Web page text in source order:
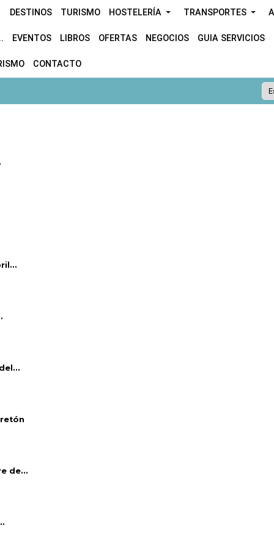
DESTINOS TURISMO HOSTELERÍA TRANSPORTES
EVENTOS LIBROS OFERTAS NEGOCIOS GUIA SERVICIOS
CONTACTO
de...